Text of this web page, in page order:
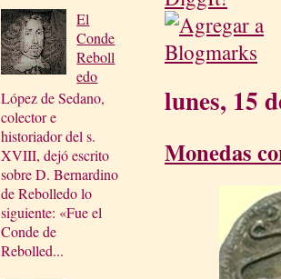
El
Conde
Reboll
edo
López de Sedano,
colector e
historiador del s.
XVIII, dejó escrito
sobre D. Bernardino
de Rebolledo lo
siguiente: «Fue el
Conde de
Rebolled...
lunes, 15
Monedas